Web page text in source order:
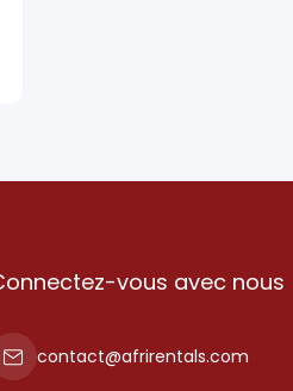
vous avec nous
contact@afrirentals.com